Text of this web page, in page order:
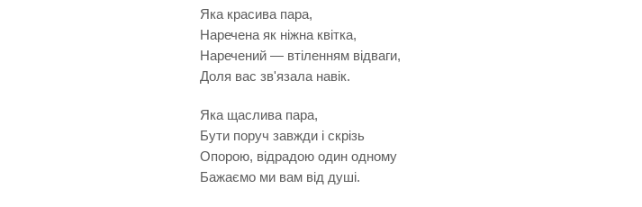
Яка красива пара,
Наречена як ніжна квітка,
Наречений — втіленням відваги,
Доля вас зв'язала навік.
Яка щаслива пара,
Бути поруч завжди і скрізь
Опорою, відрадою один одному
Бажаємо ми вам від душі.